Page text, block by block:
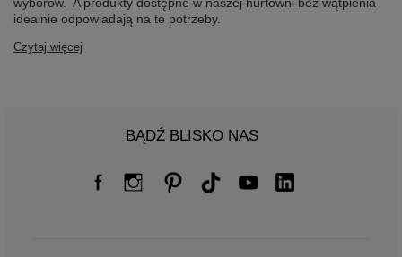
idealnie odpowiadają na te potrzeby.
Czytaj więcej
BĄDŹ BLISKO NAS